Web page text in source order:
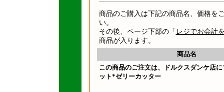
商品のご購入は下記の商品名、価格を
い。
その後、ページ下部の「 レジでお会計
商品が入ります。
商品名
この商品のご注文は、ドルクスダンケ店
ット*ゼリーカッター